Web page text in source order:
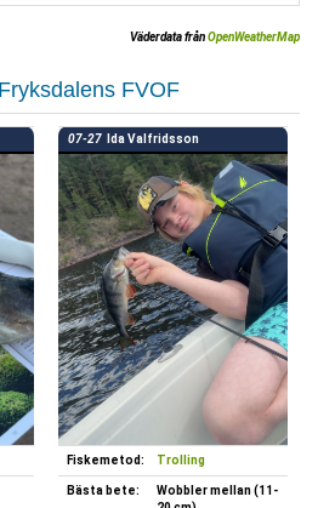
Väderdata frånOpenWeatherMap
FVOF
07-27 Ida Valfridsson
Fiskemetod: Trolling
Bästa bete:
Wobbler mellan (11-